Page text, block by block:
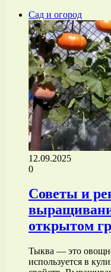
Сад и огород
12.09.2025
0
Советы и
открытом
Тыква — это
используется в